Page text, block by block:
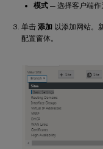
模式 — 选择客户端作
单击 添加 以添加网站。
配置窗体。